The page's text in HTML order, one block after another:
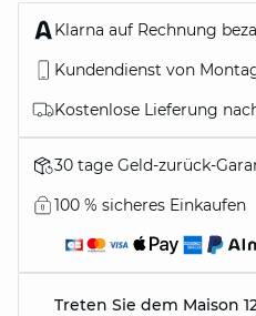
Klarna auf Rechnung
Kundendienst von
Kostenlose Lieferung
30 tage Geld-zurück-
100 % sicheres Einkaufen
Treten Sie dem Maison